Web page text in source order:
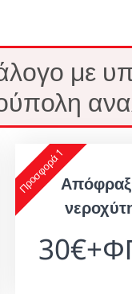
με
Προσφορά 1